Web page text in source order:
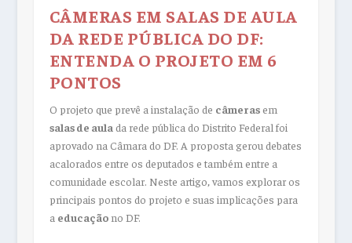
CÂMERAS EM SALAS DE AULA
DA REDE PÚBLICA DO DF:
ENTENDA O PROJETO EM 6
PONTOS
O projeto que prevê a instalação de câmerasem
salas de aula da rede pública do Distrito Federal foi
aprovado na Câmara do DF. A proposta gerou debates
acalorados entre os deputados e também entre a
comunidade escolar. Neste artigo, vamos explorar os
principais pontos do projeto e suas implicações para
a educaçãono DF.